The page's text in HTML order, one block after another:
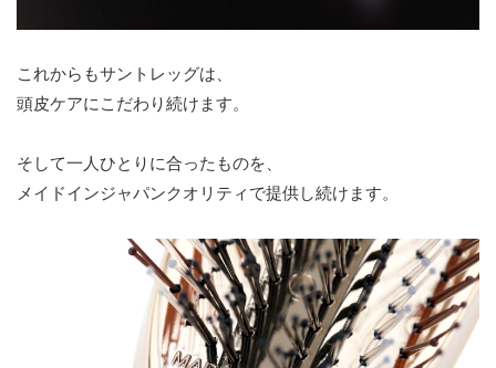
これからもサントレッグは、
頭皮ケアにこだわり続けます。
そして一人ひとりに合ったものを、
メイドインジャパンクオリティで提供し続けます。